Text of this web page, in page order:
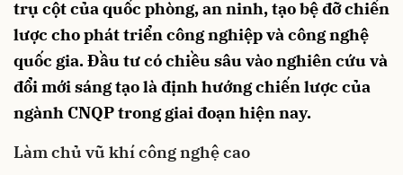
trụ cột của quốc phòng, an ninh, tạo bệ đỡ chiến
lược cho phát triển công nghiệp và công nghệ
quốc gia. Đầu tư có chiều sâu vào nghiên cứu và
đổi mới sáng tạo là định hướng chiến lược của
ngành CNQP trong giai đoạn hiện nay.
Làm chủ vũ khí công nghệ cao